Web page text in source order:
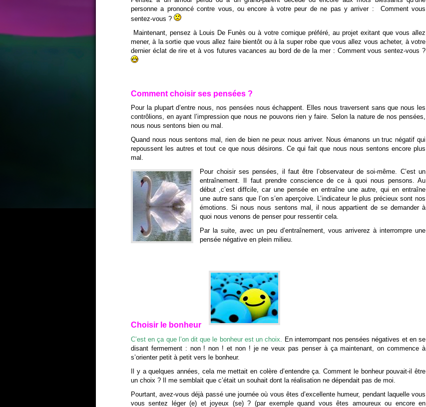
personne a prononcé contre vous, ou encore à votre peur de ne pas y arriver : Comment vous
sentez-vous ?
Maintenant, pensez à Louis De Funès ou à votre comique préféré, au projet exitant que vous allez
mener, à la sortie que vous allez faire bientôt ou à la super robe que vous allez vous acheter, à votre
dernier éclat de rire et à vos futures vacances au bord de de la mer : Comment vous sentez-vous ?
Comment choisir ses pensées ?
Pour la plupart d’entre nous, nos pensées nous échappent. Elles nous traversent sans que nous les
contrôlions, en ayant l’impression que nous ne pouvons rien y faire. Selon la nature de nos pensées,
nous nous sentons bien ou mal.
Quand nous nous sentons mal, rien de bien ne peux nous arriver. Nous émanons un truc négatif qui
repoussent les autres et tout ce que nous désirons. Ce qui fait que nous nous sentons encore plus
mal.
Pour choisir ses pensées, il faut être l’observateur de soi-même. C’est un
entraînement. Il faut prendre conscience de ce à quoi nous pensons. Au
début ,c’est diffcile, car une pensée en entraîne une autre, qui en entraîne
une autre sans que l’on s’en aperçoive. L’indicateur le plus précieux sont nos
émotions. Si nous nous sentons mal, il nous appartient de se demander à
quoi nous venons de penser pour ressentir cela.
Par la suite, avec un peu d’entraînement, vous arriverez à interrompre une
pensée négative en plein milieu.
Choisir le bonheur
C’est en ça que l’on dit que le bonheur est un choix. En interrompant nos pensées négatives et en se
disant fermement : non ! non ! et non ! je ne veux pas penser à ça maintenant, on commence à
s’orienter petit à petit vers le bonheur.
Il y a quelques années, cela me mettait en colère d’entendre ça. Comment le bonheur pouvait-il être
un choix ? Il me semblait que c’était un souhait dont la réalisation ne dépendait pas de moi.
Pourtant, avez-vous déjà passé une journée où vous êtes d’excellente humeur, pendant laquelle vous
vous sentez léger (e) et joyeux (se) ? (par exemple quand vous êtes amoureux ou encore en